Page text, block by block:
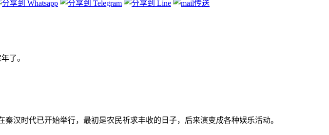
了。
汉时代已开始举行，最初是农民祈求丰收的日子，后来演变成各种娱乐活动。